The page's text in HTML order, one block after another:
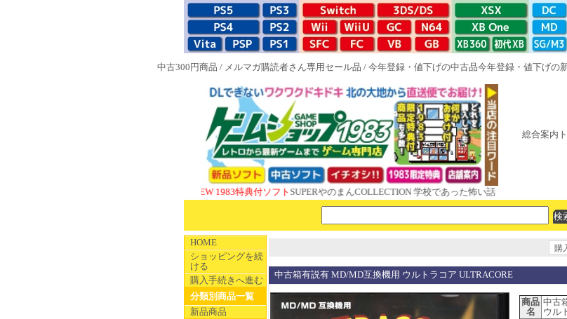
中古300円商品 / メルマガ購読者さん専用セール品 / 今年登録・値下げの中古品今年登録・値下げの
総合案内
NEW 1983特典付ソフトSUPERやのまんCOLLECTION 学校であった怖い話と晦󠄀つきこもり ルート
HOME
ショッピングを続
ける
購入手続きへ進む
分類別商品一覧
新品商品
購
中古箱有説有 MD/MD互換機用 ウルトラコア ULTRACORE
商品
名
中古
ウル